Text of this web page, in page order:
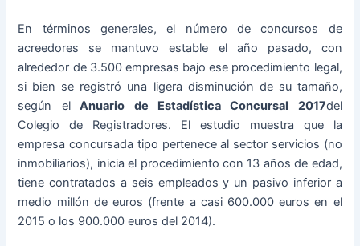
En términos generales, el número de concursos de
acreedores se mantuvo estable el año pasado, con
alrededor de 3.500 empresas bajo ese procedimiento legal,
si bien se registró una ligera disminución de su tamaño,
según elAnuario de Estadística Concursal 2017del
Colegio de Registradores. El estudio muestra que la
empresa concursada tipo pertenece al sector servicios (no
inmobiliarios), inicia el procedimiento con 13 años de edad,
tiene contratados a seis empleados y un pasivo inferior a
medio millón de euros (frente a casi 600.000 euros en el
2015 o los 900.000 euros del 2014).